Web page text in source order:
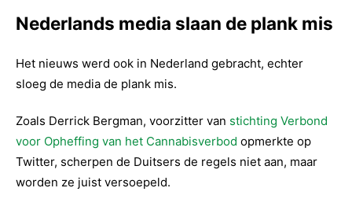
Nederlands media slaan de plank mis
Het nieuws werd ook in Nederland gebracht, echter
sloeg de media de plank mis.
Zoals Derrick Bergman, voorzitter van stichting Verbond
voor Opheffing van het Cannabisverbod opmerkte op
Twitter, scherpen de Duitsers de regels niet aan, maar
worden ze juist versoepeld.